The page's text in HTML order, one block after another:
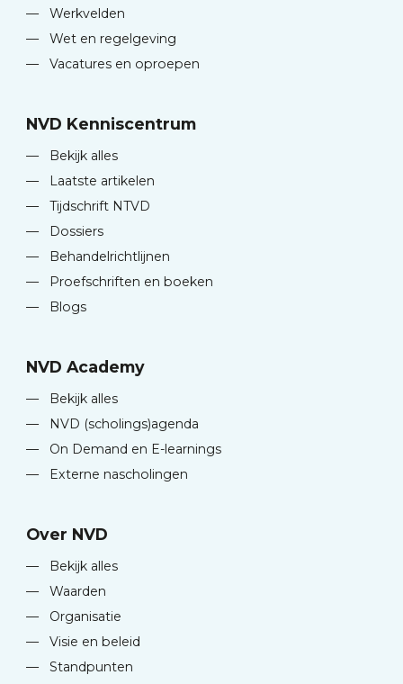
—
Werkvelden
—
Wet en regelgeving
—
Vacatures en oproepen
NVD Kenniscentrum
—
Bekijk alles
—
Laatste artikelen
—
Tijdschrift NTVD
—
Dossiers
—
Behandelrichtlijnen
—
Proefschriften en boeken
—
Blogs
NVD Academy
—
Bekijk alles
—
NVD (scholings)agenda
—
On Demand en E-learnings
—
Externe nascholingen
Over NVD
—
Bekijk alles
—
Waarden
—
Organisatie
—
Visie en beleid
—
Standpunten